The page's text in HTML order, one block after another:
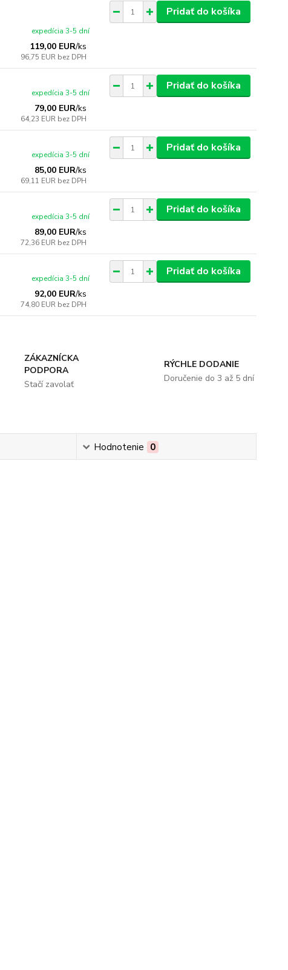
119,00 EUR/ks
96,75 EUR bez DPH
expedícia 3-5 dní
Pridať do košíka
79,00 EUR/ks
64,23 EUR bez DPH
expedícia 3-5 dní
Pridať do košíka
85,00 EUR/ks
69,11 EUR bez DPH
expedícia 3-5 dní
Pridať do košíka
89,00 EUR/ks
72,36 EUR bez DPH
expedícia 3-5 dní
Pridať do košíka
92,00 EUR/ks
74,80 EUR bez DPH
expedícia 3-5 dní
Pridať do košíka
ZÁKAZNÍCKA
PODPORA
Stačí zavolať
RÝCHLE DODANIE
Doručenie do 3 až 5 dní
Hodnotenie 0